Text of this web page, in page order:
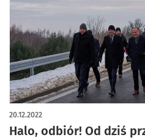
Halo, odbiór! Od dziś
20.12.2022
artykuł z galerią zdjęć